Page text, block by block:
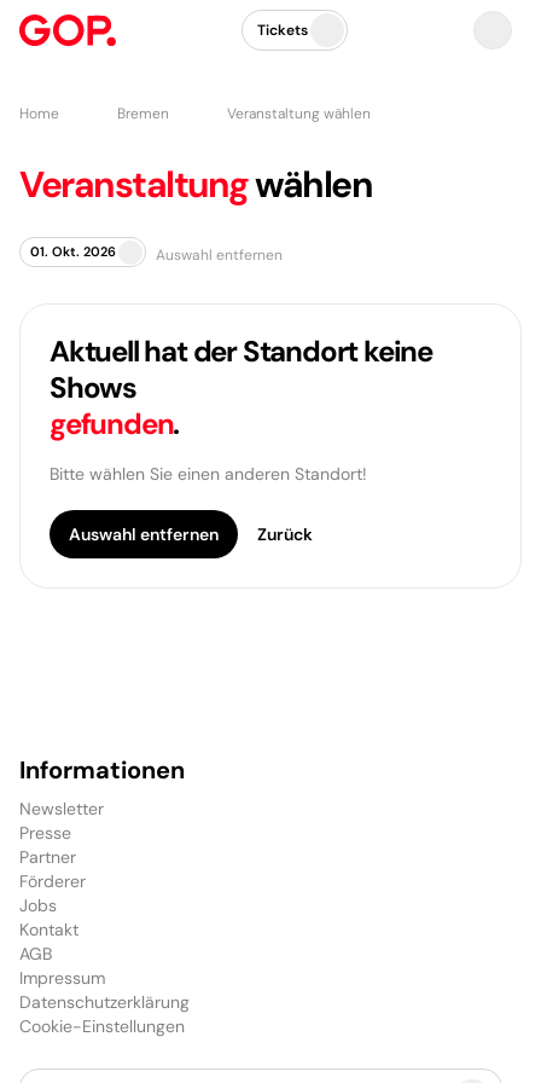
Tickets
Veranstaltung wählen
Bremen
Home
Veranstaltungwählen
01. Okt. 2026 Auswahl entfernen
Aktuell hat der Standort keine
Shows
gefunden.
Bitte wählen Sie einen anderen Standort!
Auswahl entfernen Zurück
Informationen
Newsletter
Presse
Partner
Förderer
Jobs
Kontakt
AGB
Impressum
Datenschutzerklärung
Cookie-Einstellungen